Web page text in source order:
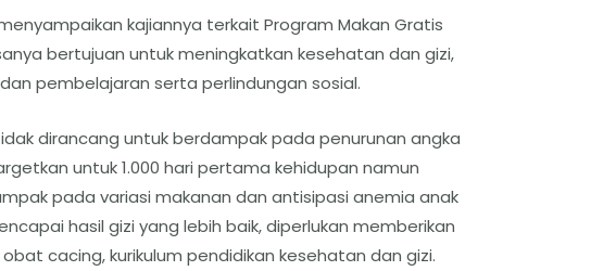
kajiannya terkait Program Makan Gratis
bertujuan untuk meningkatkan kesehatan dan gizi,
pembelajaran serta perlindungan sosial.
dirancang untuk berdampak pada penurunan angka
untuk 1.000 hari pertama kehidupan namun
pada variasi makanan dan antisipasi anemia anak
hasil gizi yang lebih baik, diperlukan memberikan
cacing, kurikulum pendidikan kesehatan dan gizi.